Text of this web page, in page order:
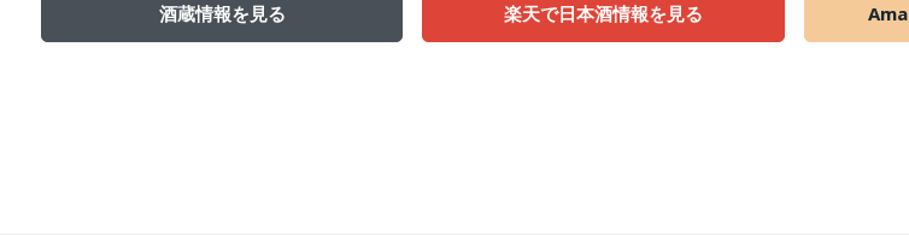
酒蔵情報を見る 楽天で日本酒情報を見る